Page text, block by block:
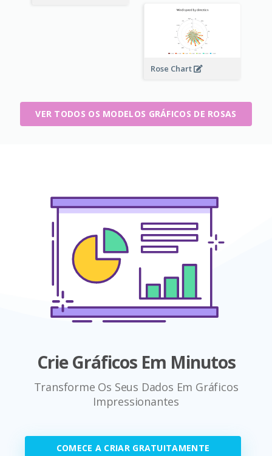
Rose Chart
VER TODOS OS MODELOS GRÁFICOS DE ROSAS
Crie Gráficos Em Minutos
Transforme Os Seus Dados Em Gráficos
Impressionantes
COMECE A CRIAR GRATUITAMENTE